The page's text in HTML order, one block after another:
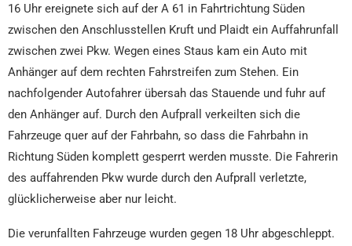
16 Uhr ereignete sich auf der A 61 in Fahrtrichtung Süden
zwischen den Anschlusstellen Kruft und Plaidt ein Auffahrunfall
zwischen zwei Pkw. Wegen eines Staus kam ein Auto mit
Anhänger auf dem rechten Fahrstreifen zum Stehen. Ein
nachfolgender Autofahrer übersah das Stauende und fuhr auf
den Anhänger auf. Durch den Aufprall verkeilten sich die
Fahrzeuge quer auf der Fahrbahn, so dass die Fahrbahn in
Richtung Süden komplett gesperrt werden musste. Die Fahrerin
des auffahrenden Pkw wurde durch den Aufprall verletzte,
glücklicherweise aber nur leicht.
Die verunfallten Fahrzeuge wurden gegen 18 Uhr abgeschleppt.